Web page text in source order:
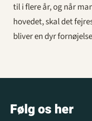
til i flere år, og når
hovedet, skal det
bliver en dyr
Følg os her